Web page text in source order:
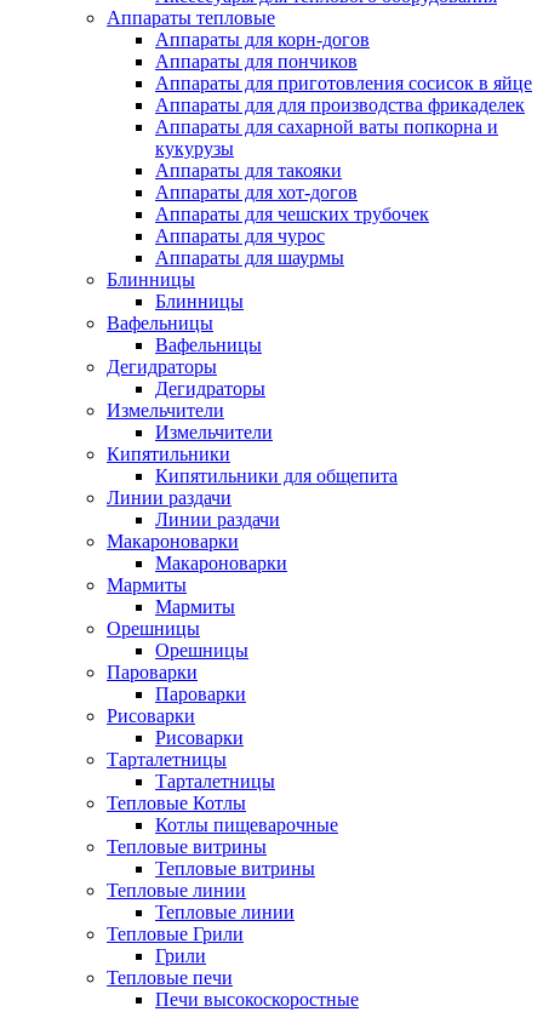
Аппараты тепловые
Аппараты для корн-догов
Аппараты для пончиков
Аппараты для приготовления сосисок в яйце
Аппараты для для производства фрикаделек
Аппараты для сахарной ваты попкорна и
кукурузы
Аппараты для такояки
Аппараты для хот-догов
Аппараты для чешских трубочек
Аппараты для чурос
Аппараты для шаурмы
Блинницы
Блинницы
Вафельницы
Вафельницы
Дегидраторы
Дегидраторы
Измельчители
Измельчители
Кипятильники
Кипятильники для общепита
Линии раздачи
Линии раздачи
Макароноварки
Макароноварки
Мармиты
Мармиты
Орешницы
Орешницы
Пароварки
Пароварки
Рисоварки
Рисоварки
Тарталетницы
Тарталетницы
Тепловые Котлы
Котлы пищеварочные
Тепловые витрины
Тепловые витрины
Тепловые линии
Тепловые линии
Тепловые Грили
Грили
Тепловые печи
Печи высокоскоростные